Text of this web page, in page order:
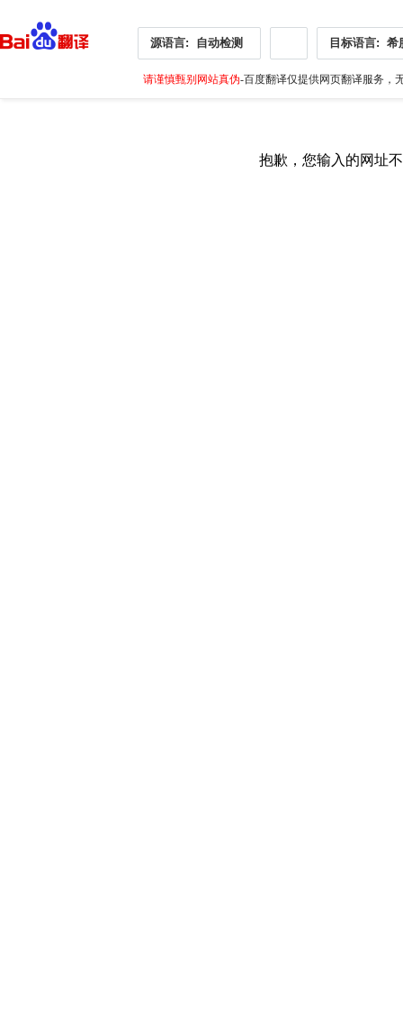
源语言: 自动检测 目标语言: 希
请谨慎甄别网站真伪-百度翻译仅提供网页翻译服务，